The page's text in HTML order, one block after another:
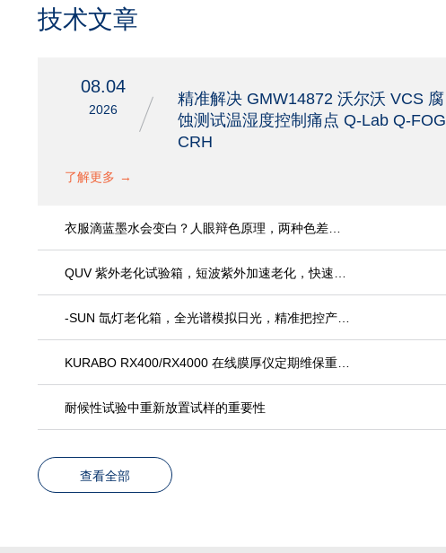
技术文章
08.04
2026
精准解决 GMW14872 沃尔沃 VCS 腐
蚀测试温湿度控制痛点 Q-Lab Q-FOG
CRH
了解更多 →
耐候性试验中重新放置试样的重要性
查看全部